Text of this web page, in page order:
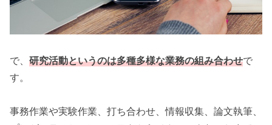
で、 研究活動というのは多種多様な業務の組み合わせで
す。
事務作業や実験作業、打ち合わせ、情報収集、論文執筆、